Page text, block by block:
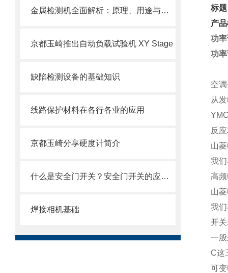
金属检测机全面解析：原理、用途与核心知识
京都玉崎推出自动负载试验机 XY Stage
缺陷检测设备的基础知识
线路保护材料在各行各业的应用
京都玉崎分享硬度计简介
什么是安全门开关？安全门开关的应用及原理
焊接相机基础
标
产
功
功
空
从
反
山
我
高
山
我
开
一
C这
可